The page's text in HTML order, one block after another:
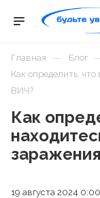
Как
Главная — Блог
Как определить,
ВИЧ?
19 августа 2024 0:00